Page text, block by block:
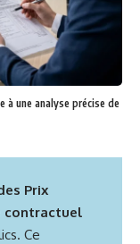
à une analyse précise de
Prix
contractuel
Ce